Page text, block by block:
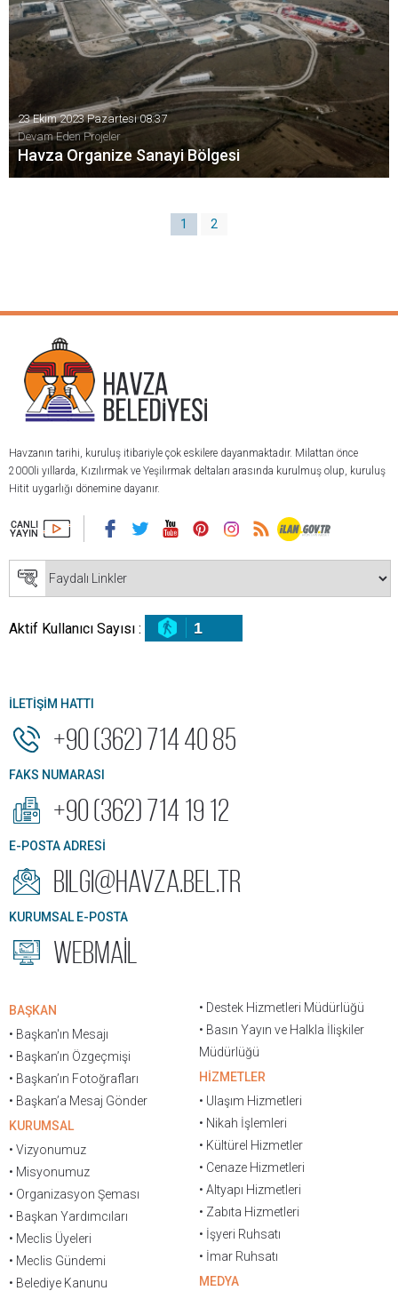
23 Ekim 2023 Pazartesi 08:37
Devam Eden Projeler
Havza Organize Sanayi Bölgesi
Havza Organize Sanayi Bölgesi Büyümeye Devam Ediyor
1 2
Havzanın tarihi, kuruluş itibariyle çok eskilere dayanmaktadır. Milattan önce
2000li yıllarda, Kızılırmak ve Yeşilırmak deltaları arasında kurulmuş olup, kuruluş
Hitit uygarlığı dönemine dayanır.
Aktif Kullanıcı Sayısı : 1
İLETİŞİM HATTI
+90 (362) 714 40 85
FAKS NUMARASI
+90 (362) 714 19 12
E-POSTA ADRESİ
bilgi@havza.bel.tr
KURUMSAL E-POSTA
WEBMAİL
BAŞKAN
• Başkan'ın Mesajı
• Başkan’ın Özgeçmişi
• Başkan’ın Fotoğrafları
• Başkan’a Mesaj Gönder
KURUMSAL
• Vizyonumuz
• Misyonumuz
• Organizasyon Şeması
• Başkan Yardımcıları
• Meclis Üyeleri
• Meclis Gündemi
• Belediye Kanunu
• Destek Hizmetleri Müdürlüğü
• Basın Yayın ve Halkla İlişkiler
Müdürlüğü
HİZMETLER
• Ulaşım Hizmetleri
• Nikah İşlemleri
• Kültürel Hizmetler
• Cenaze Hizmetleri
• Altyapı Hizmetleri
• Zabıta Hizmetleri
• İşyeri Ruhsatı
• İmar Ruhsatı
MEDYA